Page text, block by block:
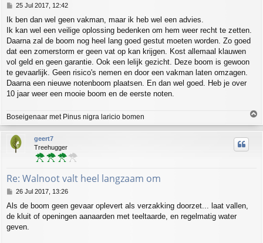
P
s
25 Jul 2017, 12:42
Ik ben dan wel geen vakman, maar ik heb wel een advies.
Ik kan wel een veilige oplossing bedenken om hem weer recht te zetten.
Daarna zal de boom nog heel lang goed gestut moeten worden. Zo goed
dat een zomerstorm er geen vat op kan krijgen. Kost allemaal klauwen
vol geld en geen garantie. Ook een lelijk gezicht. Deze boom is gewoon
te gevaarlijk. Geen risico's nemen en door een vakman laten omzagen.
Daarna een nieuwe notenboom plaatsen. En dan wel goed. Heb je over
10 jaar weer een mooie boom en de eerste noten.
Boseigenaar met Pinus nigra laricio bomen
o
p
geert7
Treehugger
Re: Walnoot valt heel langzaam om
P
s
t
26 Jul 2017, 13:26
Als de boom geen gevaar oplevert als verzakking doorzet... laat vallen,
de kluit of openingen aanaarden met teeltaarde, en regelmatig water
geven.